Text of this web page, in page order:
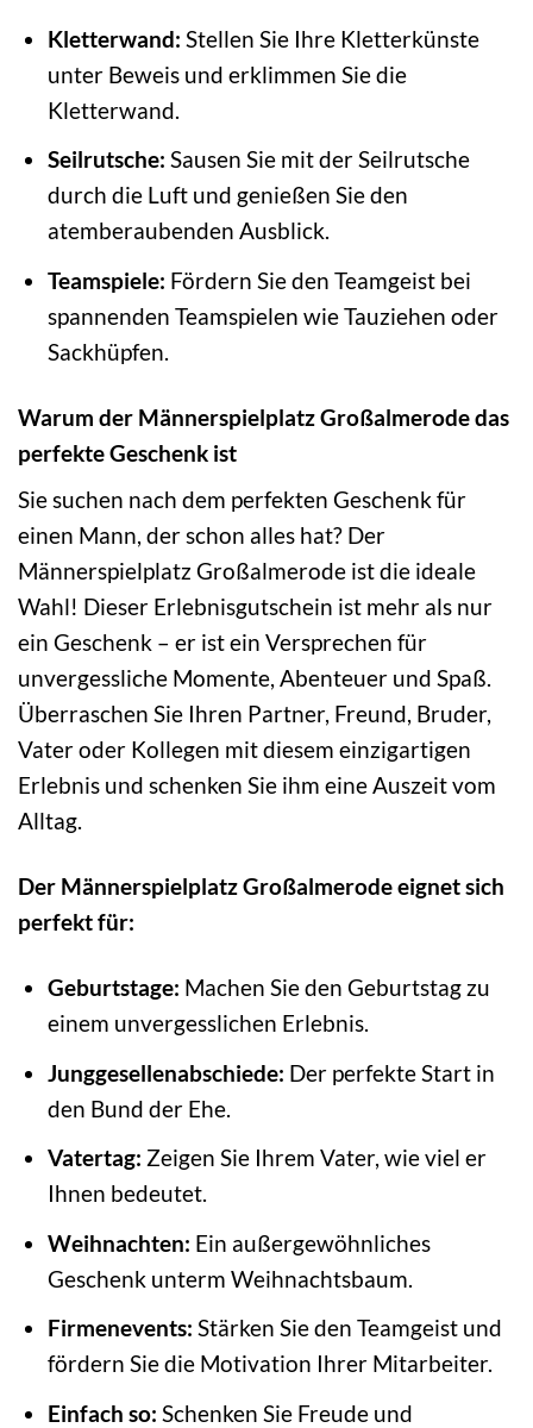
Kletterwand: Stellen Sie Ihre Kletterkünste
unter Beweis und erklimmen Sie die
Kletterwand.
Seilrutsche: Sausen Sie mit der Seilrutsche
durch die Luft und genießen Sie den
atemberaubenden Ausblick.
Teamspiele: Fördern Sie den Teamgeist bei
spannenden Teamspielen wie Tauziehen oder
Sackhüpfen.
Warum der Männerspielplatz Großalmerode das
perfekte Geschenk ist
Sie suchen nach dem perfekten Geschenk für
einen Mann, der schon alles hat? Der
Männerspielplatz Großalmerode ist die ideale
Wahl! Dieser Erlebnisgutschein ist mehr als nur
ein Geschenk – er ist ein Versprechen für
unvergessliche Momente, Abenteuer und Spaß.
Überraschen Sie Ihren Partner, Freund, Bruder,
Vater oder Kollegen mit diesem einzigartigen
Erlebnis und schenken Sie ihm eine Auszeit vom
Alltag.
Der Männerspielplatz Großalmerode eignet sich
perfekt für:
Geburtstage: Machen Sie den Geburtstag zu
einem unvergesslichen Erlebnis.
Junggesellenabschiede: Der perfekte Start in
den Bund der Ehe.
Vatertag: Zeigen Sie Ihrem Vater, wie viel er
Ihnen bedeutet.
Weihnachten: Ein außergewöhnliches
Geschenk unterm Weihnachtsbaum.
Firmenevents: Stärken Sie den Teamgeist und
fördern Sie die Motivation Ihrer Mitarbeiter.
Einfach so: Schenken Sie Freude und